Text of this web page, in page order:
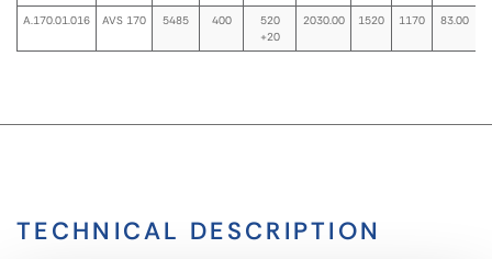
A.170.01.016 AVS 170 5485 400
520
+20
2030.00 1520 1170 83.00
TECHNICAL DESCRIPTION